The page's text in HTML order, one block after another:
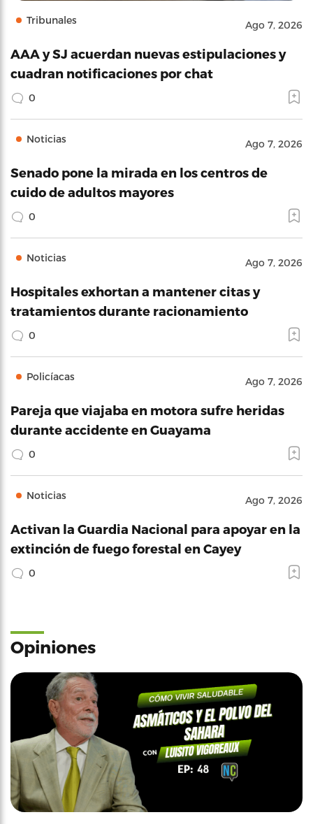
Tribunales Ago 7, 2026
AAA y SJ acuerdan nuevas estipulaciones y
cuadran notificaciones por chat
0
Noticias Ago 7, 2026
Senado pone la mirada en los centros de
cuido de adultos mayores
0
Noticias Ago 7, 2026
Hospitales exhortan a mantener citas y
tratamientos durante racionamiento
0
Policíacas Ago 7, 2026
Pareja que viajaba en motora sufre heridas
durante accidente en Guayama
0
Noticias Ago 7, 2026
Activan la Guardia Nacional para apoyar en la
extinción de fuego forestal en Cayey
0
Opiniones